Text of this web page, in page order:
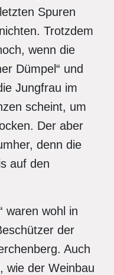
Spuren
Trotzdem
wenn die
Dümpel“ und
Jungfrau im
scheint, um
Der aber
denn die
auf den
waren wohl in
der
Auch
wie der Weinbau